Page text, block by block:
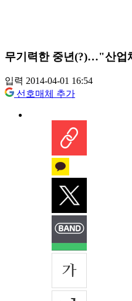
무기력한 중년(?)…"산업
입력 2014-04-01 16:54
선호매체 추가